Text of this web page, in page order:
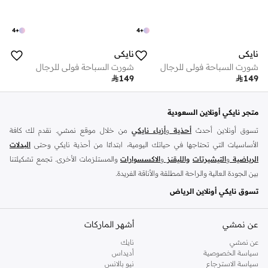
+
4
نايكي
شورت السباحة فولي للرجال
149
+
4
نايكي
شورت السباحة فولي للرجال
149
متجر نايكي أونلاين السعودية
تسوق أونلاين أحدث أحذية وأزياء نايكي من خلال موقع نمشي. نقدم لك كافة
الأساسيات التي تحتاجها في حياتك اليومية، ابتداءًا من أحذية نايكي وحتى البدلات
الرياضية والتيشيرتات والليقنز والاكسسوارات والمستلزمات الأخرى. تجمع تشكيلتنا
بين الجودة العالية والراحة المطلقة والأناقة الفريدة.
تسوق نايكي أونلاين الرياض
تضم مجموعة نايكي كافة استايلات السنيكرز التي يحبها الجميع، استعرض سنيكرزاير
فورسوزوم
وتانجون وفليكس وغيرهم الكثير. مارس تمارينك اليومية
بحرية تامة مع سنيكرز نايكي المريحة واشعر دائمًا بالحماس لمزيد من الرياضة. احصل
عن نمشي
عن نمشي
سياسة الخصوصية
سياسة الاسترجاع
أشهر الماركات
نايك
أديداس
نيو بالانس